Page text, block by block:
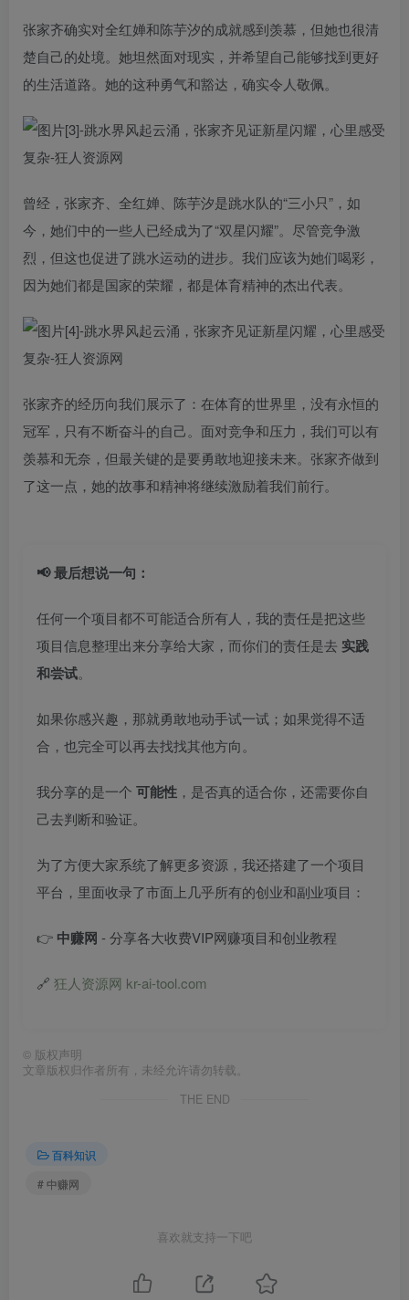
张家齐确实对全红婵和陈芋汐的成就感到羡慕，但她也很清
楚自己的处境。她坦然面对现实，并希望自己能够找到更好
的生活道路。她的这种勇气和豁达，确实令人敬佩。
曾经，张家齐、全红婵、陈芋汐是跳水队的“三小只”，如
今，她们中的一些人已经成为了“双星闪耀”。尽管竞争激
烈，但这也促进了跳水运动的进步。我们应该为她们喝彩，
因为她们都是国家的荣耀，都是体育精神的杰出代表。
张家齐的经历向我们展示了：在体育的世界里，没有永恒的
冠军，只有不断奋斗的自己。面对竞争和压力，我们可以有
羡慕和无奈，但最关键的是要勇敢地迎接未来。张家齐做到
了这一点，她的故事和精神将继续激励着我们前行。
📢 最后想说一句：
任何一个项目都不可能适合所有人，我的责任是把这些
项目信息整理出来分享给大家，而你们的责任是去 实践
和尝试。
如果你感兴趣，那就勇敢地动手试一试；如果觉得不适
合，也完全可以再去找找其他方向。
我分享的是一个 可能性 ，是否真的适合你，还需要你自
己去判断和验证。
为了方便大家系统了解更多资源，我还搭建了一个项目
平台，里面收录了市面上几乎所有的创业和副业项目：
👉 中赚网 - 分享各大收费VIP网赚项目和创业教程
🔗 狂人资源网 kr-ai-tool.com
© 版权声明
文章版权归作者所有，未经允许请勿转载。
THE END
百科知识
# 中赚网
喜欢就支持一下吧